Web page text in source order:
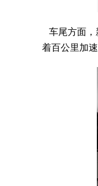
车尾方面，
着百公里加